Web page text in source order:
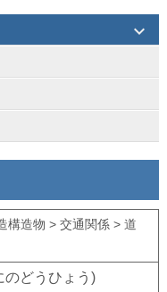
keyboard_arrow_down
構造物 > 交通関係 > 道
のどうひょう)